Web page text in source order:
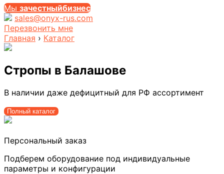
Мы зачестныйбизнес
sales@onyx-rus.com
Перезвонить мне
Главная › Каталог
Стропы в Балашове
В наличии даже дефицитный для РФ ассортимент
Полный каталог
Персональный заказ
Подберем оборудование под индивидуальные
параметры и конфигурации